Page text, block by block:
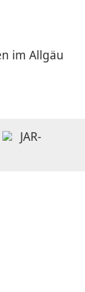
im Allgäu
JAR-